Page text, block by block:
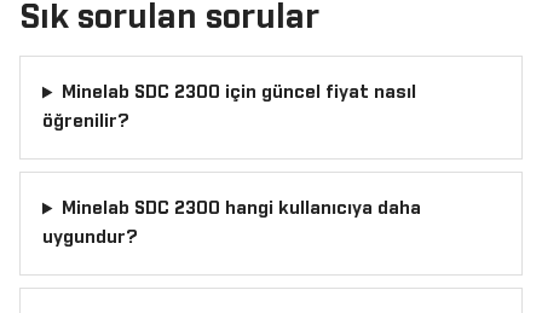
Sık sorulan sorular
Minelab SDC 2300 için güncel fiyat nasıl
öğrenilir?
Minelab SDC 2300 hangi kullanıcıya daha
uygundur?